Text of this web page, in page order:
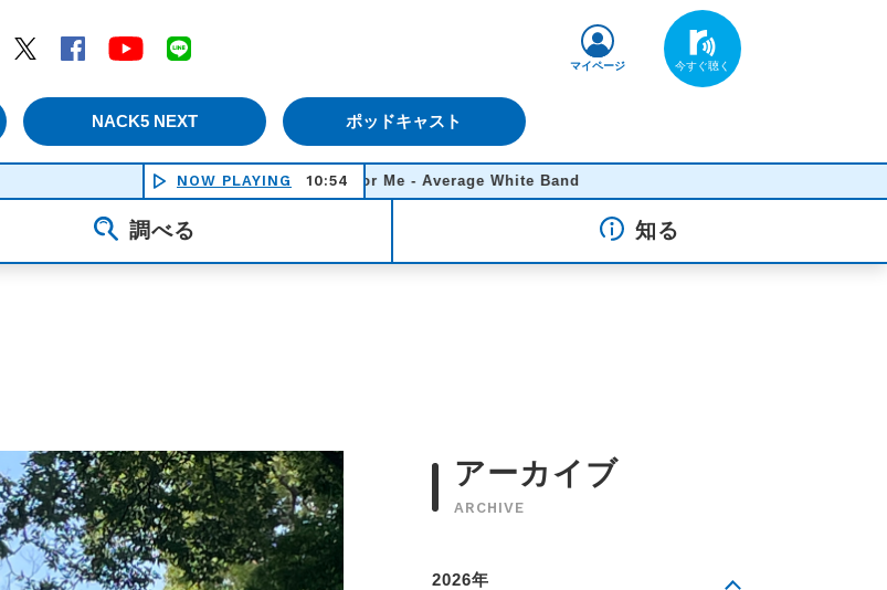
Twitter
Facebook YouTube
NACK5 NEXT ポッドキャスト
マイページ
NOW PLAYING 10:54
Whatcha’ Gonna Do For Me - Average White Band
調べる 知る
アーカイブ
ARCHIVE
2026年